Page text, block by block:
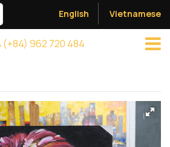
English Vietnamese
(+84) 962 720 484